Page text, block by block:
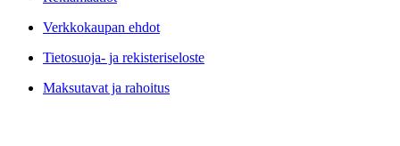
Verkkokaupan ehdot
Tietosuoja- ja rekisteriseloste
Maksutavat ja rahoitus